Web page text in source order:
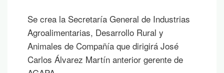
publicaciones para leer junto al mar, bajo la
sombra de un árbol o mientras contemplas
un atardecer en la montaña.